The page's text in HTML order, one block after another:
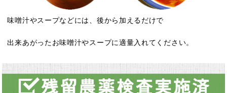
味噌汁やスープなどには、後から加えるだけで
出来あがったお味噌汁やスープに適量入れてください。